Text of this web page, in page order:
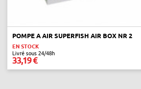
POMPE A AIR SUPERFISH AIR BOX NR 2
EN STOCK
Livré sous 24/48h
33,19 €